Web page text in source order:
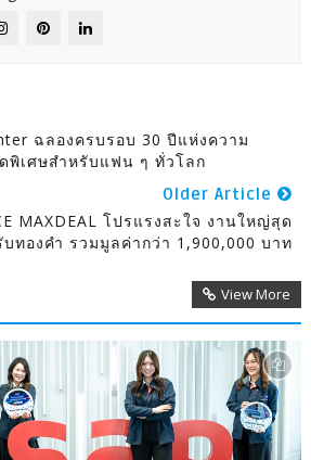
ฉลองครบรอบ 30 ปีแห่งความ
พิเศษสำหรับแฟน ๆ ทั่วโลก
Older Article
MAXDEAL โปรแรงสะใจ งานใหญ่สุด
ทองคำ รวมมูลค่ากว่า 1,900,000 บาท
View More